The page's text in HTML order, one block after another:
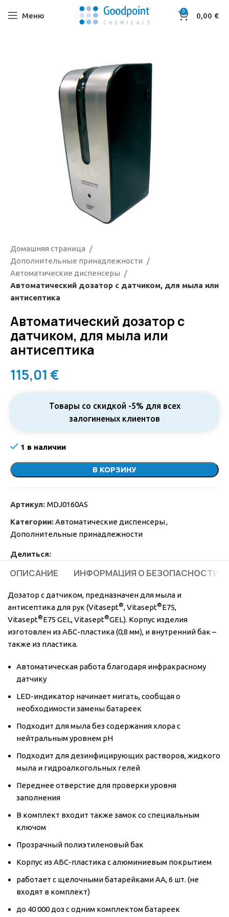
Меню 0 0,00 €
Домашняя страница
Дополнительные принадлежности
Автоматические диспенсеры
Автоматический дозатор с датчиком, для мыла или
антисептика
Автоматический дозатор с
датчиком, для мыла или
антисептика
115,01 €
Товары со скидкой -5% для всех
залогиненых клиентов
1 в наличии
В КОРЗИНУ
Артикул:MDJ0160AS
Категории:Автоматические диспенсеры,
Дополнительные принадлежности
Делиться:
ОПИСАНИЕ ИНФОРМАЦИЯ О БЕЗОПАСНОСТИ
Дозатор с датчиком, предназначен для мыла и
антисептика для рук (Vitasept®, Vitasept®E75,
Vitasept®E75 GEL, Vitasept®GEL). Корпус изделия
изготовлен из АБС-пластика (0,8 мм), и внутренний бак –
также из пластика.
Автоматическая работа благодаря инфракрасному
датчику
LED-индикатор начинает мигать, сообщая о
необходимости замены батареек
Подходит для мыла без содержания хлора с
нейтральным уровнем pH
Подходит для дезинфицирующих растворов, жидкого
мыла и гидроалкогольных гелей
Переднее отверстие для проверки уровня
заполнения
В комплект входит также замок со специальным
ключом
Прозрачный полиэтиленовый бак
Корпус из АБС-пластика с алюминиевым покрытием
работает с щелочными батарейками AA, 6 шт. (не
входят в комплект)
до 40 000 доз с одним комплектом батареек